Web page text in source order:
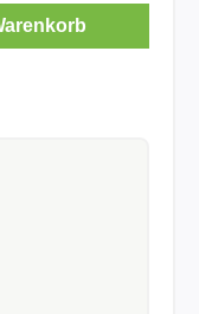
gewünschten